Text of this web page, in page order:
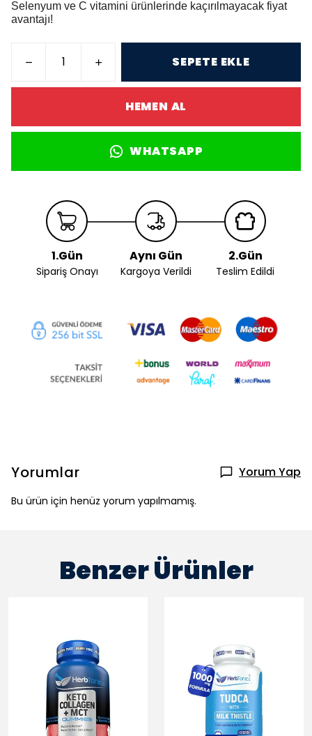
Selenyum ve C vitamini ürünlerinde kaçırılmayacak fiyat
avantajı!
SEPETE EKLE
HEMEN AL
WHATSAPP
1.Gün
Sipariş Onayı
Aynı Gün
Kargoya Verildi
2.Gün
Teslim Edildi
Yorumlar Yorum Yap
Bu ürün için henüz yorum yapılmamış.
Benzer Ürünler